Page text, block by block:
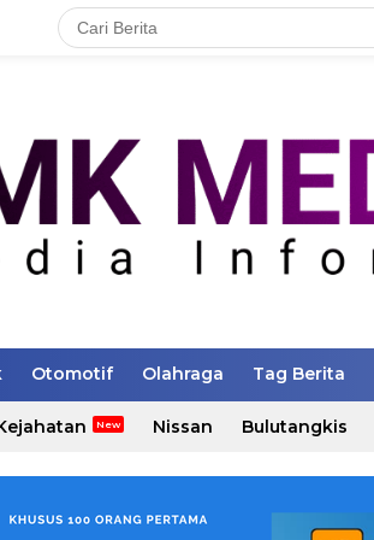
Otomotif Olahraga Tag Berita
Nissan Bulutangkis